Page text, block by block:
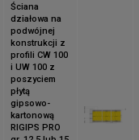
Ściana
działowa na
podwójnej
konstrukcji z
profili CW 100
i UW 100 z
poszyciem
płytą
gipsowo-
kartonową
RIGIPS PRO